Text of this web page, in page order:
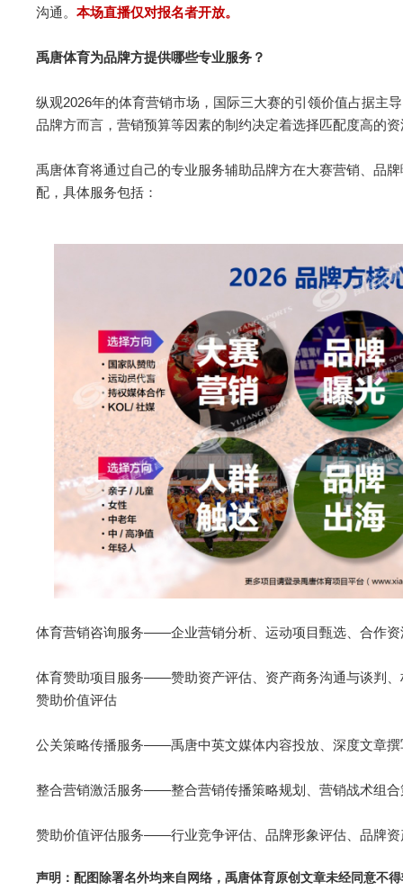
沟通。 本场直播仅对报名者开放。
禹唐体育为品牌方提供哪些专业服务？
纵观2026年的体育营销市场，国际三大赛的引领价值占据主
品牌方而言，营销预算等因素的制约决定着选择匹配度高的
禹唐体育将通过自己的专业服务辅助品牌方在大赛营销、品
配，具体服务包括：
体育营销咨询服务——企业营销分析、运动项目甄选、合作资
体育赞助项目服务——赞助资产评估、资产商务沟通与谈判
赞助价值评估
公关策略传播服务——禹唐中英文媒体内容投放、深度文章撰
整合营销激活服务——整合营销传播策略规划、营销战术组
赞助价值评估服务——行业竞争评估、品牌形象评估、品牌资
声明：配图除署名外均来自网络，禹唐体育原创文章未经同意不